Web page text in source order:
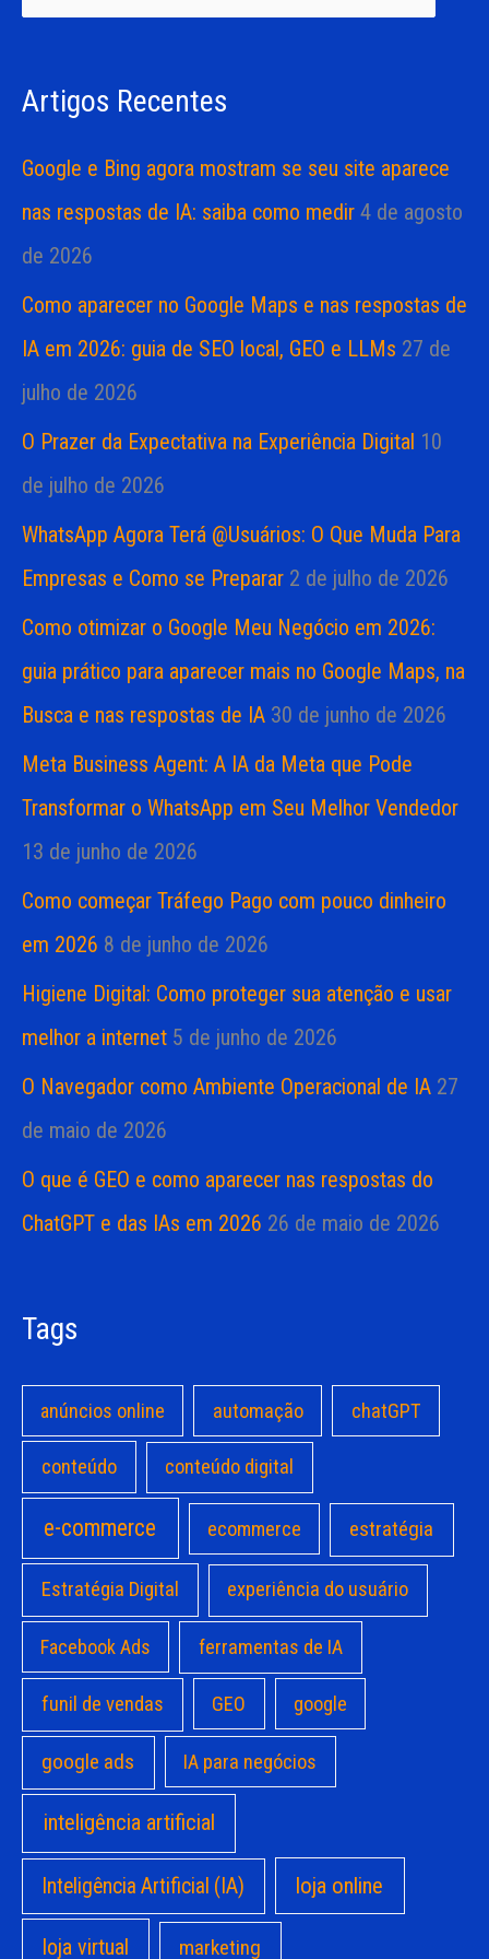
i
a
r
o
sArtigos Recentes
Google e Bing agora mostram se seu site aparece
nas respostas de IA: saiba como medir 4 de agosto
de 2026
Como aparecer no Google Maps e nas respostas de
IA em 2026: guia de SEO local, GEO e LLMs 27 de
julho de 2026
O Prazer da Expectativa na Experiência Digital 10
de julho de 2026
WhatsApp Agora Terá @Usuários: O Que Muda Para
Empresas e Como se Preparar 2 de julho de 2026
Como otimizar o Google Meu Negócio em 2026:
guia prático para aparecer mais no Google Maps, na
Busca e nas respostas de IA 30 de junho de 2026
Meta Business Agent: A IA da Meta que Pode
Transformar o WhatsApp em Seu Melhor Vendedor
13 de junho de 2026
Como começar Tráfego Pago com pouco dinheiro
em 2026 8 de junho de 2026
Higiene Digital: Como proteger sua atenção e usar
melhor a internet 5 de junho de 2026
O Navegador como Ambiente Operacional de IA 27
de maio de 2026
O que é GEO e como aparecer nas respostas do
ChatGPT e das IAs em 2026 26 de maio de 2026
Tags
anúncios online automação chatGPT
conteúdo conteúdo digital
e-commerce ecommerce estratégia
Estratégia Digital experiência do usuário
Facebook Ads ferramentas de IA
funil de vendas GEO google
google ads IA para negócios
inteligência artificial
Inteligência Artificial (IA) loja online
loja virtual marketing